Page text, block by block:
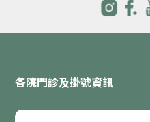
各院門診及掛號資訊